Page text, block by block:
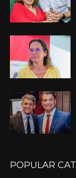
POPULAR